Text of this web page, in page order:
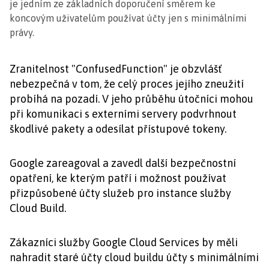
je jedním ze základních doporučení směrem ke
koncovým uživatelům používat účty jen s minimálními
právy.
Zranitelnost "ConfusedFunction" je obzvlášť
nebezpečná v tom, že celý proces jejího zneužití
probíhá na pozadí. V jeho průběhu útočníci mohou
při komunikaci s externími servery podvrhnout
škodlivé pakety a odesílat přístupové tokeny.
Google zareagoval a zavedl další bezpečnostní
opatření, ke kterým patří i možnost používat
přizpůsobené účty služeb pro instance služby
Cloud Build.
Zákazníci služby Google Cloud Services by měli
nahradit staré účty cloud buildu účty s minimálními